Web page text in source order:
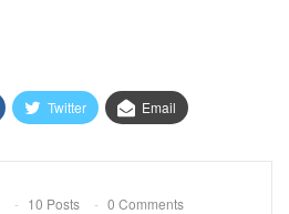
Twitter Email
10 Posts 0 Comments